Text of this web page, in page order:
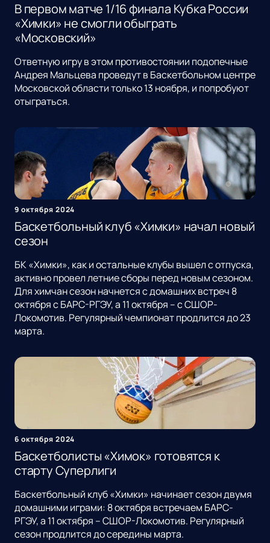
В первом матче 1/16 финала Кубка России
«Химки» не смогли обыграть
«Московский»
Ответную игру в этом противостоянии подопечные
Андрея Мальцева проведут в Баскетбольном центре
Московской области только 13 ноября, и попробуют
отыграться.
9 октября 2024
Баскетбольный клуб «Химки» начал новый
сезон
БК «Химки», как и остальные клубы вышел с отпуска,
активно провел летние сборы перед новым сезоном.
Для химчан сезон начнется с домашних встреч 8
октября с БАРС-РГЭУ, а 11 октября – с СШОР-
Локомотив. Регулярный чемпионат продлится до 23
марта.
6 октября 2024
Баскетболисты «Химок» готовятся к
старту Суперлиги
Баскетбольный клуб «Химки» начинает сезон двумя
домашними играми: 8 октября встречаем БАРС-
РГЭУ, а 11 октября – СШОР-Локомотив. Регулярный
сезон продлится до середины марта.